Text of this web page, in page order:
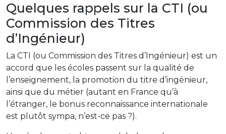
Quelques rappels sur la CTI (ou
Commission des Titres
d’Ingénieur)
La CTI (ou Commission des Titres d’Ingénieur) est un
accord que les écoles passent sur la qualité de
l’enseignement, la promotion du titre d’ingénieur,
ainsi que du métier (autant en France qu’à
l’étranger, le bonus reconnaissance internationale
est plutôt sympa, n’est-ce pas ?).